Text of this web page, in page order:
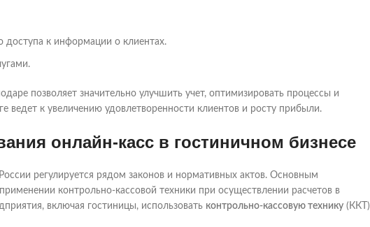
доступа к информации о клиентах.
позволяет значительно улучшить учет, оптимизировать процессы и
ведет к увеличению удовлетворенности клиентов и росту прибыли.
онлайн-касс в гостиничном бизнесе
регулируется рядом законов и нормативных актов. Основным
контрольно-кассовой техники при осуществлении расчетов в
включая гостиницы, использовать контрольно-кассовую технику (ККТ)